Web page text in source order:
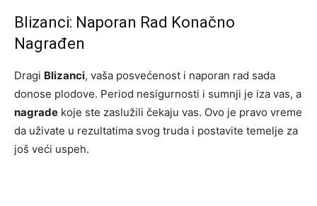
Blizanci: Naporan Rad Konačno
Nagrađen
Dragi Blizanci, vaša posvećenost i naporan rad sada
donose plodove. Period nesigurnosti i sumnji je iza vas, a
nagrade koje ste zaslužili čekaju vas. Ovo je pravo vreme
da uživate u rezultatima svog truda i postavite temelje za
još veći uspeh.